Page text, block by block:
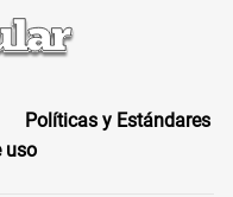
Políticas y Estándares
uso